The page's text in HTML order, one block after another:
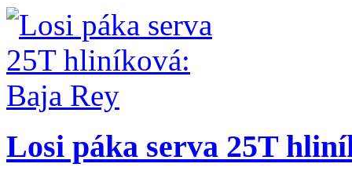
Losi páka serva 25T